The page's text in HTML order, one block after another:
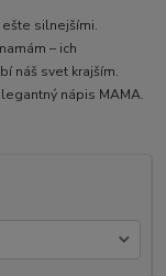
silnejšími.
– ich
náš svet krajším.
nápis MAMA.